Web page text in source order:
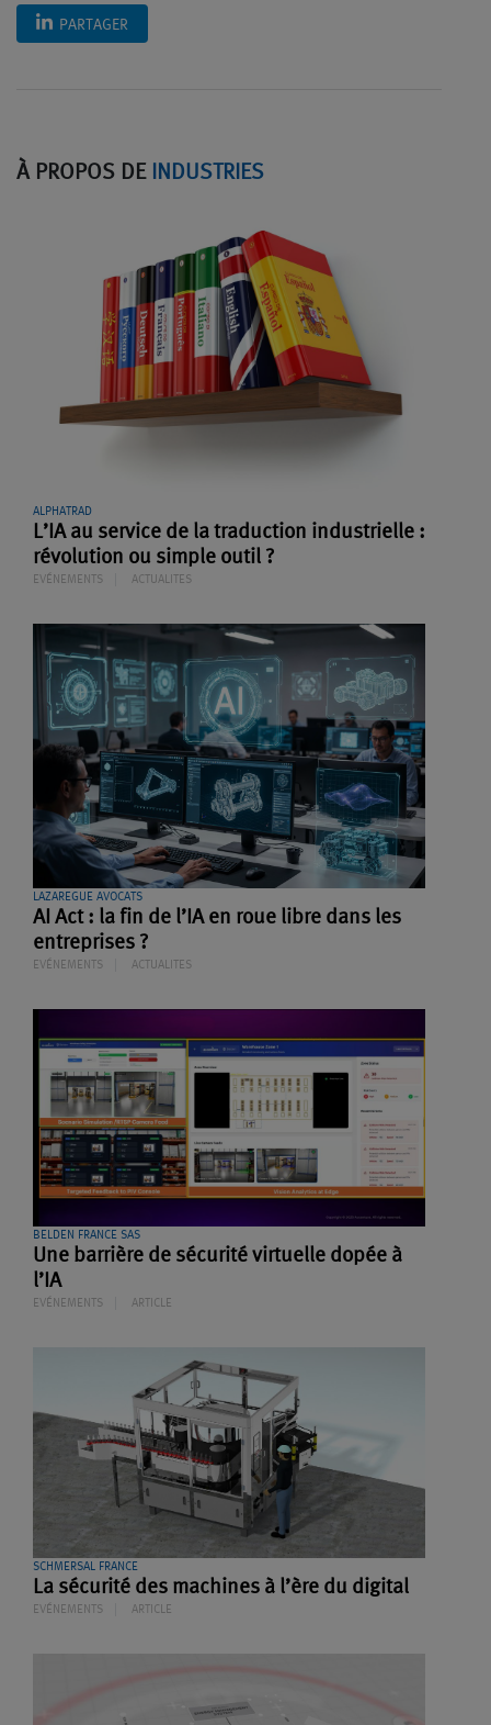
PARTAGER
À PROPOS DE INDUSTRIES
ALPHATRAD
L’IA au service de la traduction industrielle :
révolution ou simple outil ?
EVÉNEMENTS ACTUALITES
LAZAREGUE AVOCATS
AI Act : la fin de l’IA en roue libre dans les
entreprises ?
EVÉNEMENTS ACTUALITES
BELDEN FRANCE SAS
Une barrière de sécurité virtuelle dopée à
l’IA
EVÉNEMENTS ARTICLE
SCHMERSAL FRANCE
La sécurité des machines à l’ère du digital
EVÉNEMENTS ARTICLE